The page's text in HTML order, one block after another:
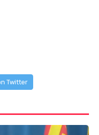
Twitter